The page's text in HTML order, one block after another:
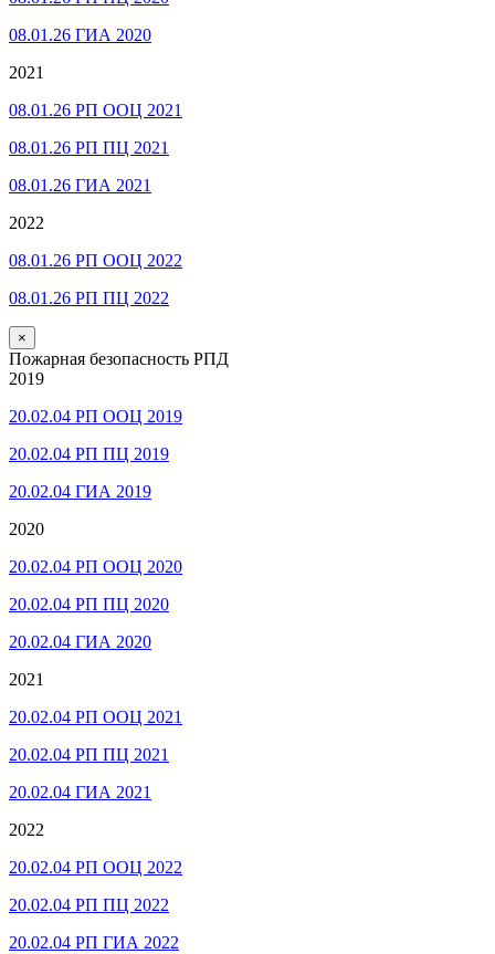
08.01.26 ГИА 2020
2021
08.01.26 РП ООЦ 2021
08.01.26 РП ПЦ 2021
08.01.26 ГИА 2021
2022
08.01.26 РП ООЦ 2022
08.01.26 РП ПЦ 2022
×
Пожарная безопасность РПД
2019
20.02.04 РП ООЦ 2019
20.02.04 РП ПЦ 2019
20.02.04 ГИА 2019
2020
20.02.04 РП ООЦ 2020
20.02.04 РП ПЦ 2020
20.02.04 ГИА 2020
2021
20.02.04 РП ООЦ 2021
20.02.04 РП ПЦ 2021
20.02.04 ГИА 2021
2022
20.02.04 РП ООЦ 2022
20.02.04 РП ПЦ 2022
20.02.04 РП ГИА 2022